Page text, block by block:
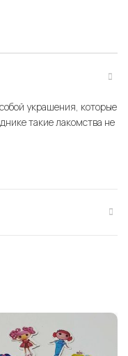
украшения, которые
такие лакомства не